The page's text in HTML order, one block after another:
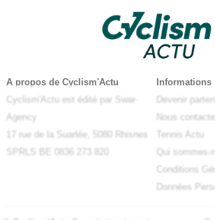
A propos de Cyclism'Actu
Cyclism'Actu est édité par Swar-
Agency
17 rue de la Suarlée, 5080 Rhisnes
SPRLS BE 0836.273.820
Devenir
Nous
Tennis Actu
Qui sommes-
Conditions
Données